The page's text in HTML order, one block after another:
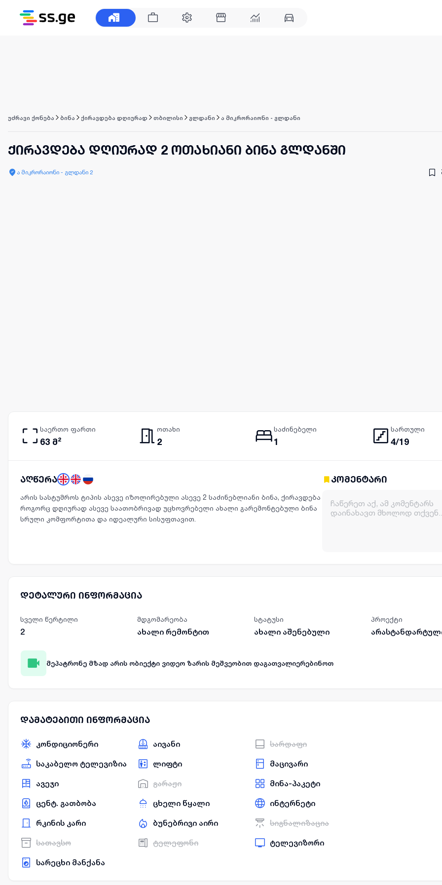
უძრავი ქონება ბინა ქირავდება დღიურად თბილისი გლდანი ა მიკრორაიონი - გლდანი
ქირავდება დღიურად 2 ოთახიანი ბინა გლდანში
ა მიკრორაიონი - გლდანი 2
საერთო ფართი
63 მ²
ოთახი
2
საძინებელი
1
სართული
4/19
აღწერა
არის სასტუმროს ტიპის ასევე იზოლირებული ასევე 2 საძინებლიანი ბინა, ქირავდება
როგორც დღიურად ასევე საათობრივად უცხოვრებელი ახალი გარემონტებული ბინა
სრული კომფორტითა და იდეალური სისუფთავით.
კომენტარი
დეტალური ინფორმაცია
სველი წერტილი
2
მდგომარეობა
ახალი რემონტით
სტატუსი
ახალი აშენებული
პროექტი
მეპატრონე მზად არის ობიექტი ვიდეო ზარის მეშვეობით დაგათვალიერებინოთ
დამატებითი ინფორმაცია
კონდიციონერი აივანი სარდაფი
საკაბელო ტელევიზია ლიფტი მაცივარი
ავეჯი გარაჟი მინა-პაკეტი
ცენტ. გათბობა ცხელი წყალი ინტერნეტი
რკინის კარი ბუნებრივი აირი სიგნალიზაცია
სათავსო ტელეფონი ტელევიზორი
სარეცხი მანქანა